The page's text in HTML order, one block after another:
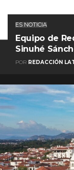
ES NOTICIA
Equipo de
Sinuhé
POR REDACCIÓN